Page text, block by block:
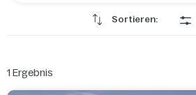
heute 22.000 Einwohner, sie liegt 650
Denkmalschutz.
Sortieren:
1 Ergebnis